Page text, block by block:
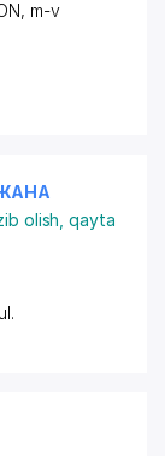
, m-v
olish, qayta
ul.